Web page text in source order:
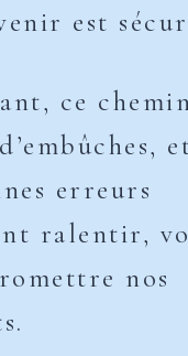
est
ce
erreurs
ralentir,
nos